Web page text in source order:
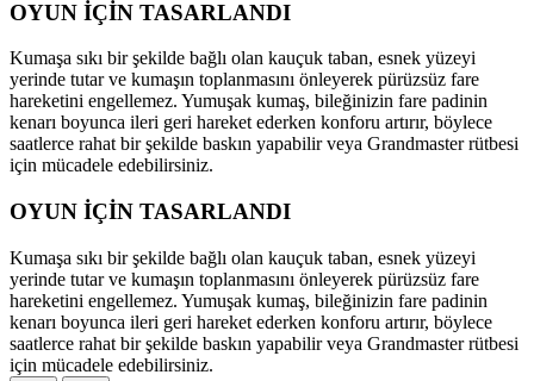
OYUN İÇİN TASARLANDI
Kumaşa sıkı bir şekilde bağlı olan kauçuk taban, esnek yüzeyi
yerinde tutar ve kumaşın toplanmasını önleyerek pürüzsüz fare
hareketini engellemez. Yumuşak kumaş, bileğinizin fare padinin
kenarı boyunca ileri geri hareket ederken konforu artırır, böylece
saatlerce rahat bir şekilde baskın yapabilir veya Grandmaster rütbesi
için mücadele edebilirsiniz.
OYUN İÇİN TASARLANDI
Kumaşa sıkı bir şekilde bağlı olan kauçuk taban, esnek yüzeyi
yerinde tutar ve kumaşın toplanmasını önleyerek pürüzsüz fare
hareketini engellemez. Yumuşak kumaş, bileğinizin fare padinin
kenarı boyunca ileri geri hareket ederken konforu artırır, böylece
saatlerce rahat bir şekilde baskın yapabilir veya Grandmaster rütbesi
için mücadele edebilirsiniz.